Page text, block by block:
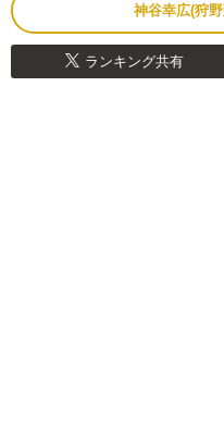
神谷幸広(狩
ランキング共有